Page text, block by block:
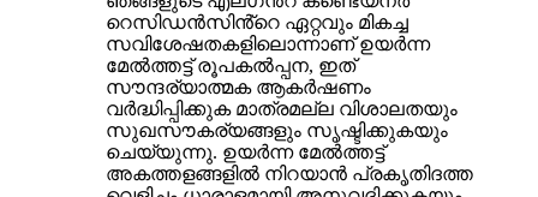
റെസിഡൻസിൻ്റെ ഏറ്റവും മികച്ച
സവിശേഷതകളിലൊന്നാണ് ഉയർന്ന
മേൽത്തട്ട് രൂപകൽപ്പന, ഇത്
സൗന്ദര്യാത്മക ആകർഷണം
വർദ്ധിപ്പിക്കുക മാത്രമല്ല വിശാലതയും
സുഖസൗകര്യങ്ങളും സൃഷ്ടിക്കുകയും
ചെയ്യുന്നു. ഉയർന്ന മേൽത്തട്ട്
അകത്തളങ്ങളിൽ നിറയാൻ പ്രകൃതിദത്ത